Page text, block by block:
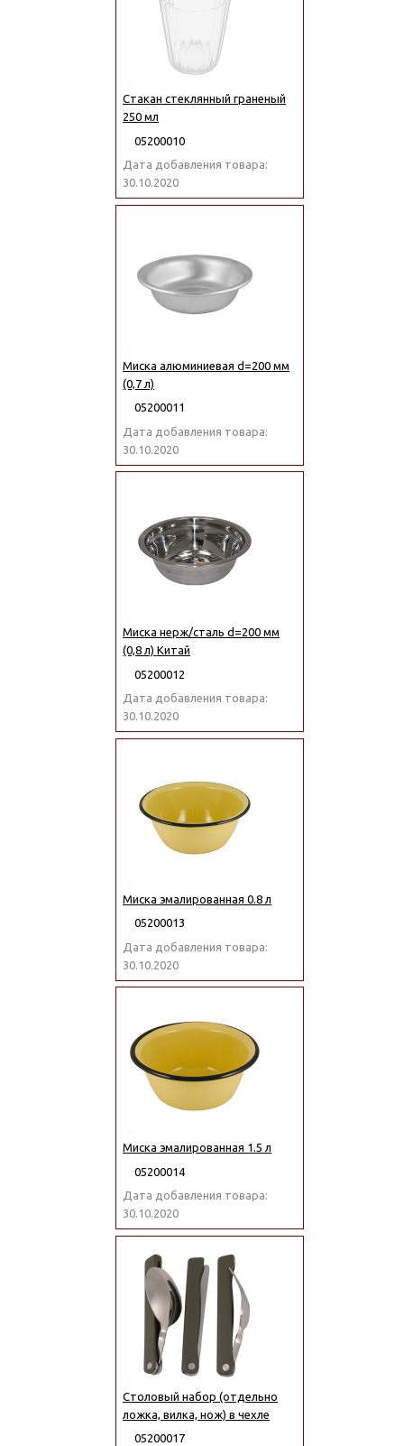
Стакан стеклянный граненый
250 мл
05200010
Дата добавления товара:
30.10.2020
Миска алюминиевая d=200 мм
(0,7 л)
05200011
Дата добавления товара:
30.10.2020
Миска нерж/сталь d=200 мм
(0,8 л) Китай
05200012
Дата добавления товара:
30.10.2020
Миска эмалированная 0.8 л
05200013
Дата добавления товара:
30.10.2020
Миска эмалированная 1.5 л
05200014
Дата добавления товара:
30.10.2020
Столовый набор (отдельно
ложка, вилка, нож) в чехле
05200017